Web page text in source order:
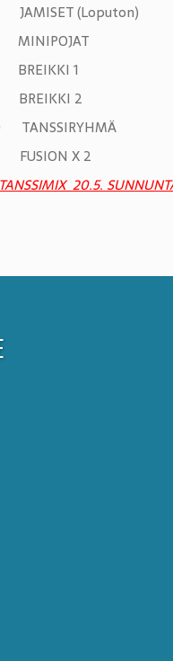
JAMISET (Loputon)
MINIPOJAT
BREIKKI 1
BREIKKI 2
TANSSIRYHMÄ
FUSION X 2
20.5.